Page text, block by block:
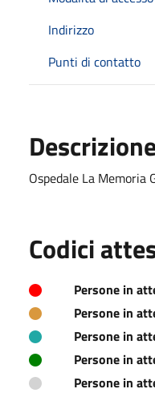
Indirizzo
Punti di contatto
Ospedale La Memoria
Codici
Persone in
Persone in
Persone in
Persone in
Persone in